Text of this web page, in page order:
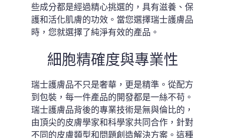
些成分都是經過精心挑選的，具有滋養、保
護和活化肌膚的功效。當您選擇瑞士護膚品
時，您就選擇了純淨有效的產品。
細胞精確度與專業性
瑞士護膚品不只是奢華，更是精準。從配方
到包裝，每一件產品的開發都是一絲不苟。
瑞士護膚品背後的專業技術是無與倫比的，
由頂尖的皮膚學家和科學家共同合作，針對
不同的皮膚類型和問題創造解決方案。這種